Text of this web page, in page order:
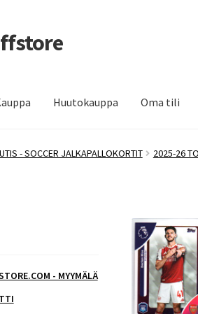
Huutokauppa Oma tili
- SOCCER JALKAPALLOKORTIT 2025-26
- MYYMÄLÄ